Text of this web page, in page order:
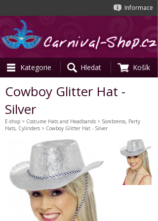
Informace
Kategorie Hledat Košík
Cowboy Glitter Hat -
Silver
E-shop > Costume Hats and Headbands > Sombreros, Party
Hats, Cylinders > Cowboy Glitter Hat - Silver